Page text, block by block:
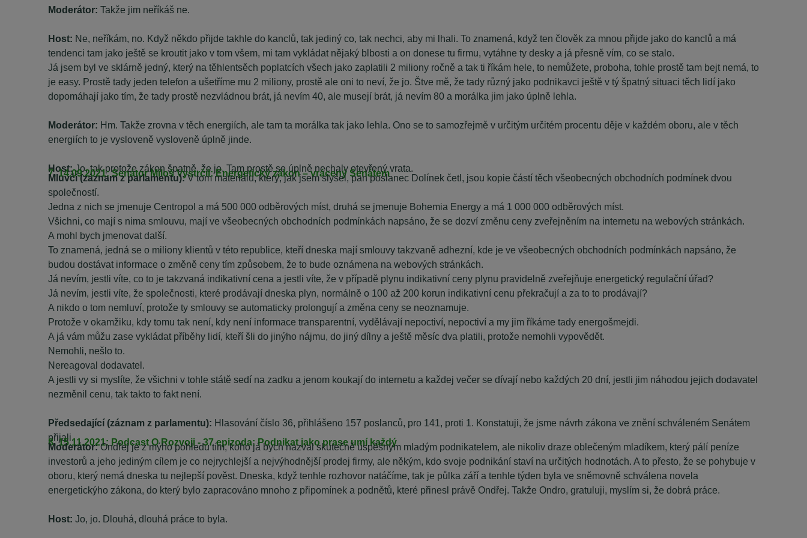
Moderátor: Takže jim neříkáš ne.
Host: Ne, neříkám, no. Když někdo přijde takhle do kanclů, tak jediný co, tak nechci, aby mi lhali. To znamená, když ten člověk za mnou přijde jako do kanclů a má
tendenci tam jako ještě se kroutit jako v tom všem, mi tam vykládat nějaký blbosti a on donese tu firmu, vytáhne ty desky a já přesně vím, co se stalo.
Já jsem byl ve sklárně jedný, který na těhlentsěch poplatcích všech jako zaplatili 2 miliony ročně a tak ti říkám hele, to nemůžete, proboha, tohle prostě tam bejt nemá, to
je easy. Prostě tady jeden telefon a ušetříme mu 2 miliony, prostě ale oni to neví, že jo. Štve mě, že tady různý jako podnikavci ještě v tý špatný situaci těch lidí jako
dopomáhají jako tím, že tady prostě nezvládnou brát, já nevím 40, ale musejí brát, já nevím 80 a morálka jim jako úplně lehla.
Moderátor: Hm. Takže zrovna v těch energiích, ale tam ta morálka tak jako lehla. Ono se to samozřejmě v určitým určitém procentu děje v každém oboru, ale v těch
energiích to je vysloveně vysloveně úplně jinde.
Host:Jo, tak protože zákon špatně, že jo. Tam prostě se úplně nechaly otevřený vrata.
7. 14.09.2021: Senátor Miloš Vystrčil: Energetický zákon – vrácený Senátem
Mluvčí (záznam z parlamentu):V tom materiálu, který, jak jsem slyšel, pan poslanec Dolínek četl, jsou kopie částí těch všeobecných obchodních podmínek dvou
společností.
Jedna z nich se jmenuje Centropol a má 500 000 odběrových míst, druhá se jmenuje Bohemia Energy a má 1 000 000 odběrových míst.
Všichni, co mají s nima smlouvu, mají ve všeobecných obchodních podmínkách napsáno, že se dozví změnu ceny zveřejněním na internetu na webových stránkách.
A mohl bych jmenovat další.
To znamená, jedná se o miliony klientů v této republice, kteří dneska mají smlouvy takzvaně adhezní, kde je ve všeobecných obchodních podmínkách napsáno, že
budou dostávat informace o změně ceny tím způsobem, že to bude oznámena na webových stránkách.
Já nevím, jestli víte, co to je takzvaná indikativní cena a jestli víte, že v případě plynu indikativní ceny plynu pravidelně zveřejňuje energetický regulační úřad?
Já nevím, jestli víte, že společnosti, které prodávají dneska plyn, normálně o 100 až 200 korun indikativní cenu překračují a za to to prodávají?
A nikdo o tom nemluví, protože ty smlouvy se automaticky prolongují a změna ceny se neoznamuje.
Protože v okamžiku, kdy tomu tak není, kdy není informace transparentní, vydělávají nepoctiví, nepoctiví a my jim říkáme tady energošmejdi.
A já vám můžu zase vykládat příběhy lidí, kteří šli do jinýho nájmu, do jiný dílny a ještě měsíc dva platili, protože nemohli vypovědět.
Nemohli, nešlo to.
Nereagoval dodavatel.
A jestli vy si myslíte, že všichni v tohle státě sedí na zadku a jenom koukají do internetu a každej večer se dívají nebo každých 20 dní, jestli jim náhodou jejich dodavatel
nezměnil cenu, tak takto to fakt není.
Předsedající (záznam z parlamentu): Hlasování číslo 36, přihlášeno 157 poslanců, pro 141, proti 1. Konstatuji, že jsme návrh zákona ve znění schváleném Senátem
přijali.
8. 15.11.2021: Podcast O Rozvoji - 37 epizoda: Podnikat jako prase umí každý
Moderátor:Ondřej je z mýho pohledu tím, koho já bych nazval skutečně úspěšným mladým podnikatelem, ale nikoliv draze oblečeným mladíkem, který pálí peníze
investorů a jeho jediným cílem je co nejrychlejší a nejvýhodnější prodej firmy, ale někým, kdo svoje podnikání staví na určitých hodnotách. A to přesto, že se pohybuje v
oboru, který nemá dneska tu nejlepší pověst. Dneska, když tenhle rozhovor natáčíme, tak je půlka září a tenhle týden byla ve sněmovně schválena novela
energetickýho zákona, do který bylo zapracováno mnoho z připomínek a podnětů, které přinesl právě Ondřej. Takže Ondro, gratuluji, myslím si, že dobrá práce.
Host: Jo, jo. Dlouhá, dlouhá práce to byla.